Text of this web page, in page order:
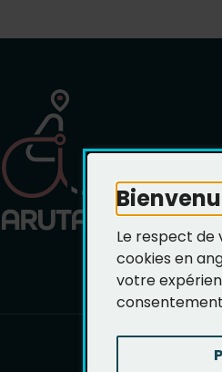
Le respect de
cookies en
votre